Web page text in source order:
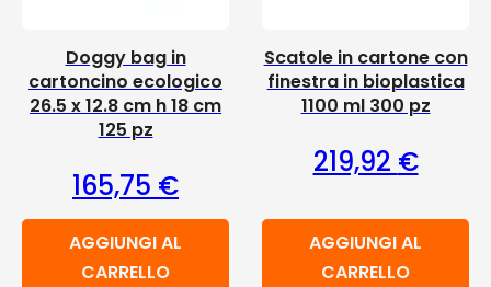
Doggy bag in
cartoncino ecologico
26.5 x 12.8 cm h 18 cm
125 pz
165,75 €
AGGIUNGI AL
CARRELLO
Scatole in cartone con
finestra in bioplastica
1100 ml 300 pz
219,92 €
AGGIUNGI AL
CARRELLO